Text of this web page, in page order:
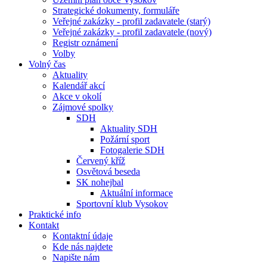
Strategické dokumenty, formuláře
Veřejné zakázky - profil zadavatele (starý)
Veřejné zakázky - profil zadavatele (nový)
Registr oznámení
Volby
Volný čas
Aktuality
Kalendář akcí
Akce v okolí
Zájmové spolky
SDH
Aktuality SDH
Požární sport
Fotogalerie SDH
Červený kříž
Osvětová beseda
SK nohejbal
Aktuální informace
Sportovní klub Vysokov
Praktické info
Kontakt
Kontaktní údaje
Kde nás najdete
Napište nám